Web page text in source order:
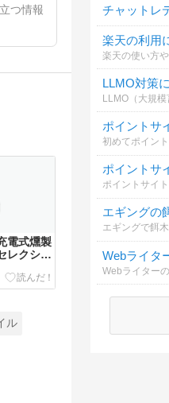
つ情報
電式燻製
レクショ
ル
楽天の利用
LLMO対策
ポイントサ
ポイントサ
エギングの
エギングで餌
Webライタ